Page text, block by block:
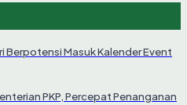
Berpotensi Masuk Kalender Event
PKP, Percepat Penanganan